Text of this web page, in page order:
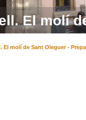
El molí
El molí de Sant Oleguer -